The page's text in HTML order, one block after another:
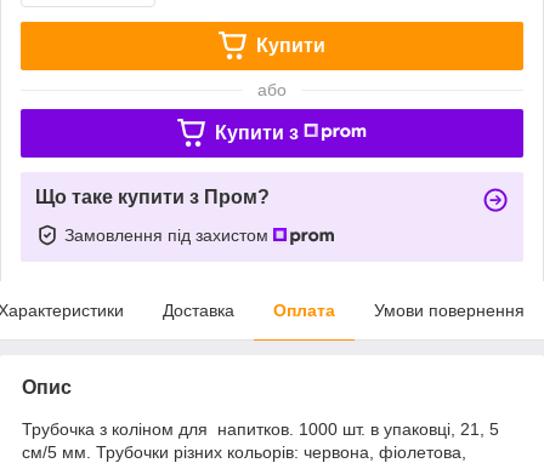
Купити
або
Купити з
Що таке купити з Пром?
Замовлення під захистом
Доставка Оплата Умови повернення
Опис
Трубочка з коліном для напитков. 1000 шт. в упаковці, 21, 5
см/5 мм. Трубочки різних кольорів: червона, фіолетова,